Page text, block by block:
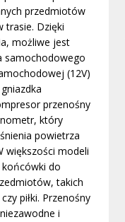
przedmiotów
trasie. Dzięki
możliwe jest
samochodowego
(12V)
przenośny
który
powietrza
większości modeli
do
takich
piłki. Przenośny
i